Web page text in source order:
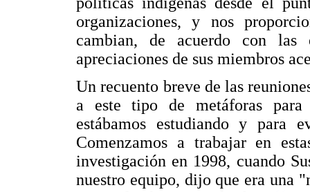
organizaciones, y nos
cambian, de acuerdo con
apreciaciones de sus miembros
Un recuento breve de las
a este tipo de metáforas para
estábamos estudiando y para
Comenzamos a trabajar en
investigación en 1998, cuando
nuestro equipo, dijo que era una